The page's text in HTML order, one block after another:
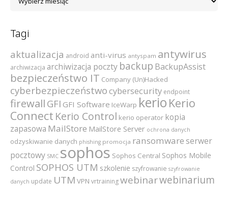
Tagi
aktualizacja android anti-virus antyspam antywirus
archiwizacja archiwizacja poczty backup BackupAssist
bezpieczeństwo IT Company (Un)Hacked
cyberbezpieczeństwocybersecurity endpoint
firewall GFI GFI Software IceWarp kerio Kerio
Connect Kerio Control kerio operator kopia
zapasowa MailStore MailStore Server ochrona danych
odzyskiwanie danych phishing promocja ransomware serwer
pocztowy SMC sophos Sophos Central Sophos Mobile
Control SOPHOS UTM szkolenie szyfrowanie szyfrowanie
danych update UTM VPN vrtrainingwebinarwebinarium